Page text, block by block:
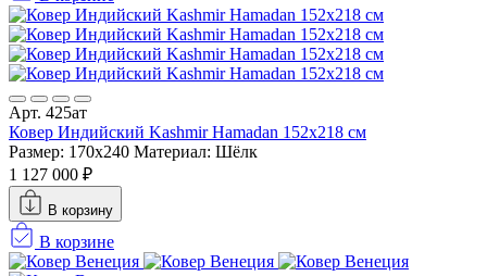
Арт. 425ат
Ковер Индийский Kashmir Hamadan 152x218 см
Размер: 170x240 Материал: Шёлк
1 127 000 ₽
В корзину
В корзине